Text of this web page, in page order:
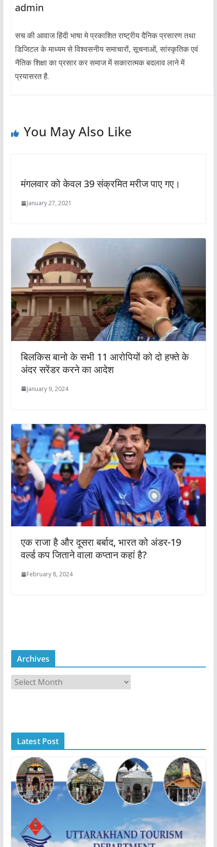
admin
सच की आवाज हिंदी भाषा मे प्रकाशित राष्ट्रीय दैनिक प्रसारण तथा
डिजिटल के माध्यम से विश्वसनीय समाचारों, सूचनाओं, सांस्कृतिक एवं
नैतिक शिक्षा का प्रसार कर समाज में सकारात्मक बदलाव लाने में
प्रयासरत है.
You May Also Like
मंगलवार को केवल 39 संक्रमित मरीज पाए गए।
January 27, 2021
बिलकिस बानो के सभी 11 आरोपियों को दो हफ्ते के
अंदर सरेंडर करने का आदेश
January 9, 2024
एक राजा है और दूसरा बर्बाद, भारत को अंडर-19
वर्ल्ड कप जिताने वाला कप्तान कहां है?
February 8, 2024